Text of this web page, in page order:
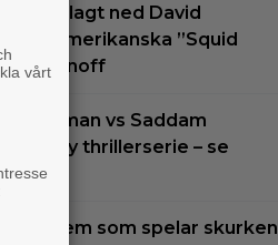
har lagt ned David
amerikanska ”Squid
spinoff
Kinnaman vs Saddam
i ny thrillerserie – se
här
vet vi vem som spelar skurken
vårt